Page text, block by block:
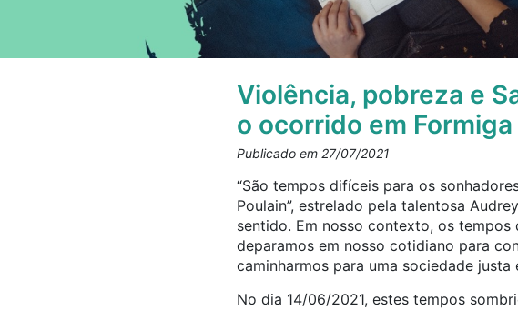
Violência, pobreza e
o ocorrido em Formiga
Publicado em 27/07/2021
“São tempos difíceis para os
Poulain”, estrelado pela talentosa
sentido. Em nosso contexto, os
deparamos em nosso cotidiano para
caminharmos para uma sociedade
No dia 14/06/2021, estes tempos